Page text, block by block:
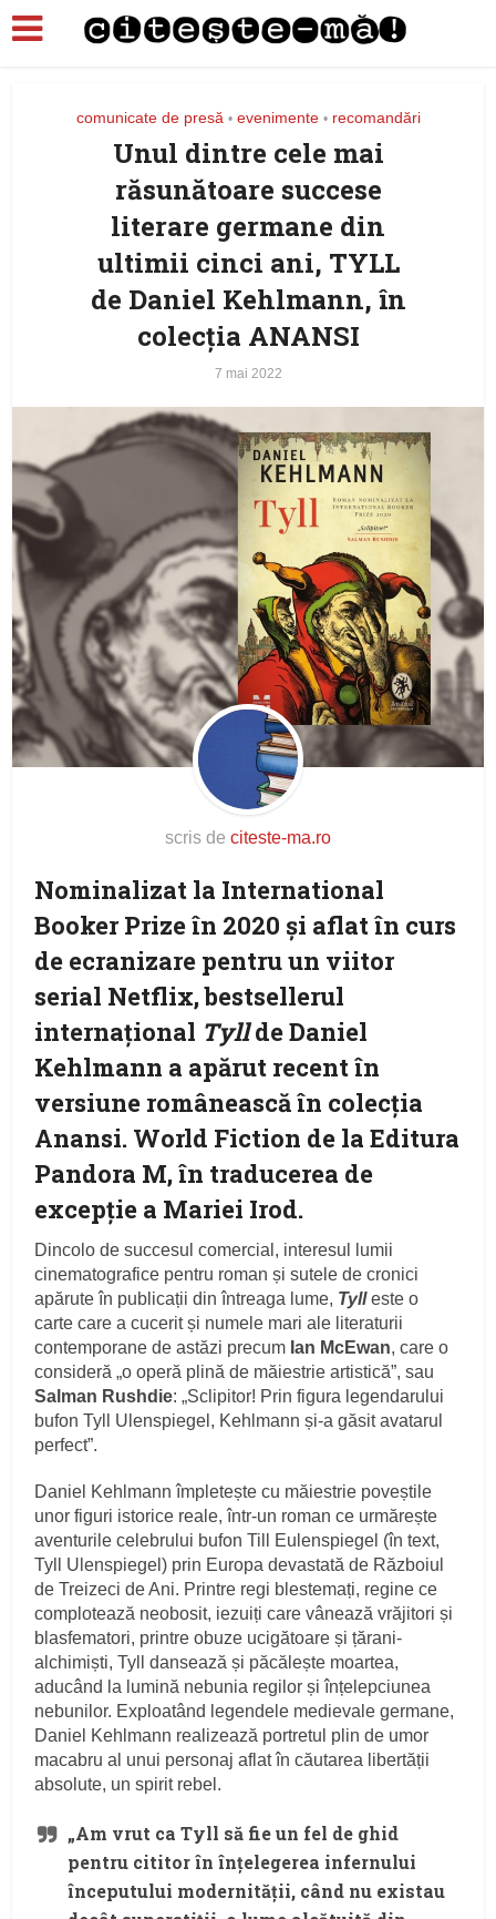
comunicate de presă • evenimente • recomandări
Unul dintre cele mai
răsunătoare succese
literare germane din
ultimii cinci ani, TYLL
de Daniel Kehlmann, în
colecția ANANSI
7 mai 2022
scris de citeste-ma.ro
Nominalizat la International
Booker Prize în 2020 și aflat în curs
de ecranizare pentru un viitor
serial Netflix, bestsellerul
internațional Tyllde Daniel
Kehlmann a apărut recent în
versiune românească în colecția
Anansi. World Fiction de la Editura
Pandora M, în traducerea de
excepție a Mariei Irod.
Dincolo de succesul comercial, interesul lumii
cinematografice pentru roman și sutele de cronici
apărute în publicații din întreaga lume, Tylleste o
carte care a cucerit și numele mari ale literaturii
contemporane de astăzi precum Ian McEwan, care o
consideră „o operă plină de măiestrie artistică”, sau
Salman Rushdie: „Sclipitor! Prin figura legendarului
bufon Tyll Ulenspiegel, Kehlmann și-a găsit avatarul
perfect”.
Daniel Kehlmann împletește cu măiestrie poveștile
unor figuri istorice reale, într-un roman ce urmărește
aventurile celebrului bufon Till Eulenspiegel (în text,
Tyll Ulenspiegel) prin Europa devastată de Războiul
de Treizeci de Ani. Printre regi blestemați, regine ce
complotează neobosit, iezuiți care vânează vrăjitori și
blasfematori, printre obuze ucigătoare și țărani-
alchimiști, Tyll dansează și păcălește moartea,
aducând la lumină nebunia regilor și înțelepciunea
nebunilor. Exploatând legendele medievale germane,
Daniel Kehlmann realizează portretul plin de umor
macabru al unui personaj aflat în căutarea libertății
absolute, un spirit rebel.
„Am vrut ca Tyll să fie un fel de ghid
pentru cititor în înțelegerea infernului
începutului modernității, când nu existau